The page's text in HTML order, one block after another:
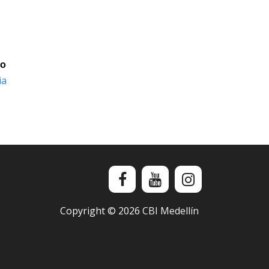
Copyright © 2026 CBI Medellín